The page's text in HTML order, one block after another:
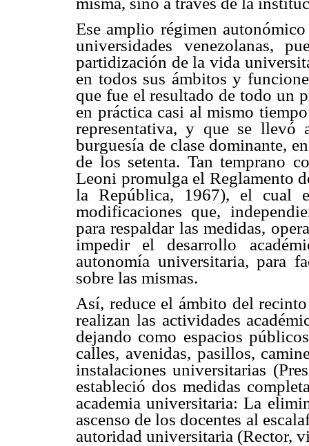
Ese amplio régimen
universidades venezolanas,
partidización de la vida
en todos sus ámbitos y
que fue el resultado de todo un
en práctica casi al mismo
representativa, y que se
burguesía de clase dominante,
de los setenta. Tan temprano
Leoni promulga el Reglamento
la República, 1967), el cual
modificaciones que,
para respaldar las medidas,
impedir el desarrollo
autonomía universitaria, para
sobre las mismas.
Así, reduce el ámbito del
realizan las actividades
dejando como espacios
calles, avenidas, pasillos,
instalaciones universitarias
estableció dos medidas
academia universitaria: La
ascenso de los docentes al
autoridad universitaria (Rector,